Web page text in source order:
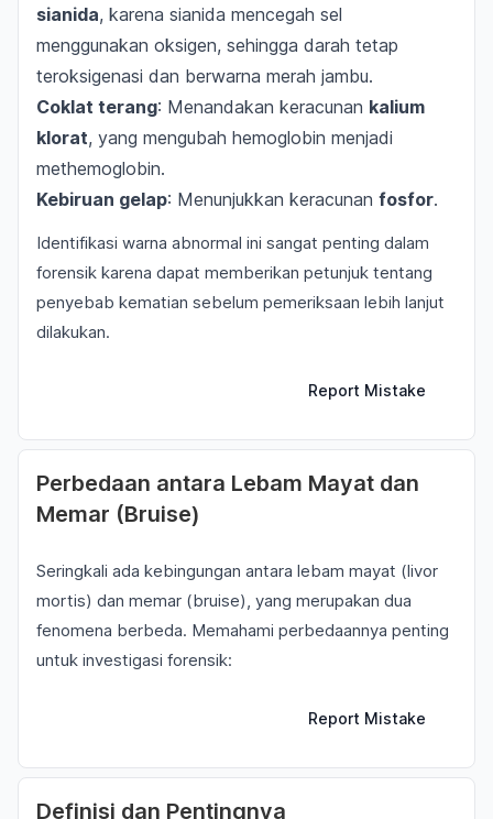
sianida, karena sianida mencegah sel
menggunakan oksigen, sehingga darah tetap
teroksigenasi dan berwarna merah jambu.
Coklat terang: Menandakan keracunan kalium
klorat, yang mengubah hemoglobin menjadi
methemoglobin.
Kebiruan gelap: Menunjukkan keracunan fosfor.
Identifikasi warna abnormal ini sangat penting dalam
forensik karena dapat memberikan petunjuk tentang
penyebab kematian sebelum pemeriksaan lebih lanjut
dilakukan.
Report Mistake
Perbedaan antara Lebam Mayat dan
Memar (Bruise)
Seringkali ada kebingungan antara lebam mayat (livor
mortis) dan memar (bruise), yang merupakan dua
fenomena berbeda. Memahami perbedaannya penting
untuk investigasi forensik:
Report Mistake
Definisi dan Pentingnya